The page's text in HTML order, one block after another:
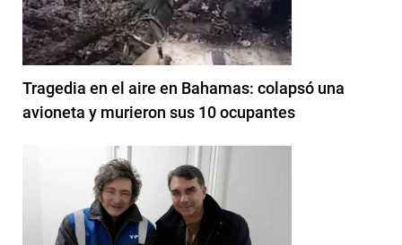
Tragedia en el aire en Bahamas: colapsó una
avioneta y murieron sus 10 ocupantes